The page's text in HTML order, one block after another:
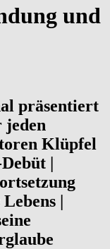
und
präsentiert
jeden
Klüpfel
|
|